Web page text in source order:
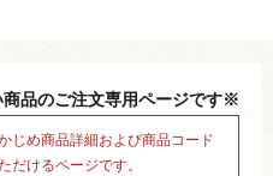
品のご注文専用ページです※
じめ商品詳細および商品コード
だけるページです。